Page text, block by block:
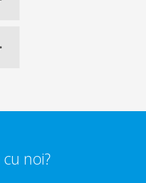
noi?